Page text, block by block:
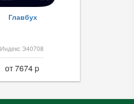
Главбух
Индекс Э40708
от 7674 p